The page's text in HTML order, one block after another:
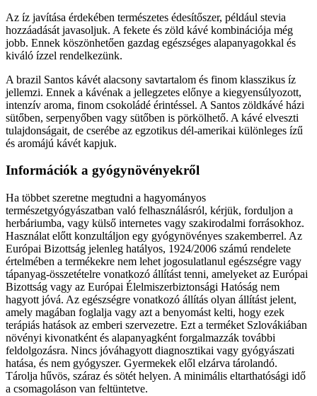
Az íz javítása érdekében természetes édesítőszer, például stevia
hozzáadását javasoljuk. A fekete és zöld kávé kombinációja még
jobb. Ennek köszönhetően gazdag egészséges alapanyagokkal és
kiváló ízzel rendelkezünk.
A brazil Santos kávét alacsony savtartalom és finom klasszikus íz
jellemzi. Ennek a kávénak a jellegzetes előnye a kiegyensúlyozott,
intenzív aroma, finom csokoládé érintéssel. A Santos zöldkávé házi
sütőben, serpenyőben vagy sütőben is pörkölhető. A kávé elveszti
tulajdonságait, de cserébe az egzotikus dél-amerikai különleges ízű
és aromájú kávét kapjuk.
Információk a gyógynövényekről
Ha többet szeretne megtudni a hagyományos
természetgyógyászatban való felhasználásról, kérjük, forduljon a
herbáriumba, vagy külső internetes vagy szakirodalmi forrásokhoz.
Használat előtt konzultáljon egy gyógynövényes szakemberrel. Az
Európai Bizottság jelenleg hatályos, 1924/2006 számú rendelete
értelmében a termékekre nem lehet jogosulatlanul egészségre vagy
tápanyag-összetételre vonatkozó állítást tenni, amelyeket az Európai
Bizottság vagy az Európai Élelmiszerbiztonsági Hatóság nem
hagyott jóvá. Az egészségre vonatkozó állítás olyan állítást jelent,
amely magában foglalja vagy azt a benyomást kelti, hogy ezek
terápiás hatások az emberi szervezetre. Ezt a terméket Szlovákiában
növényi kivonatként és alapanyagként forgalmazzák további
feldolgozásra. Nincs jóváhagyott diagnosztikai vagy gyógyászati
hatása, és nem gyógyszer. Gyermekek elől elzárva tárolandó.
Tárolja hűvös, száraz és sötét helyen. A minimális eltarthatósági idő
a csomagoláson van feltüntetve.